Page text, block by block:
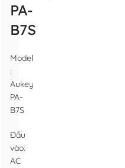
PA-
B7S
Model
:
Aukey
PA-
B7S
Đầu
vào:
AC